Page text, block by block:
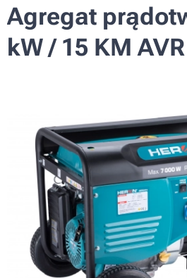
Agregat
kW / 15 KM